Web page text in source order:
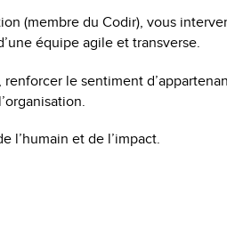
(membre du Codir), vous
équipe agile et transverse.
le sentiment
l’humain et de l’impact.